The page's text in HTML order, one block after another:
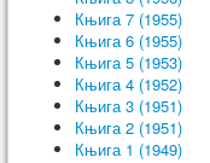
Књига 7 (1955)
Књига 6 (1955)
Књига 5 (1953)
Књига 4 (1952)
Књига 3 (1951)
Књига 2 (1951)
Књига 1 (1949)